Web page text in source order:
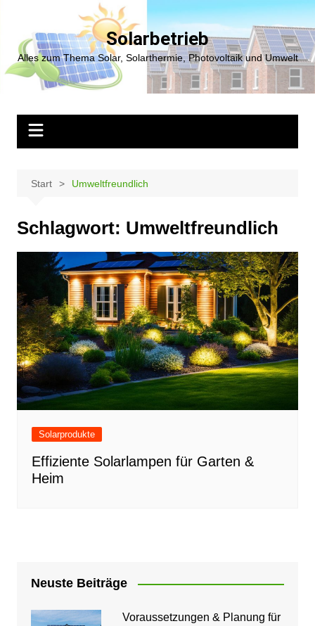
springen
Solarbetrieb
Alles zum Thema Solar, Solarthermie, Photovoltaik und Umwelt
Start Umweltfreundlich
Schlagwort: Umweltfreundlich
Solarprodukte
Effiziente Solarlampen für Garten &
Heim
Neuste Beiträge
Voraussetzungen & Planung für